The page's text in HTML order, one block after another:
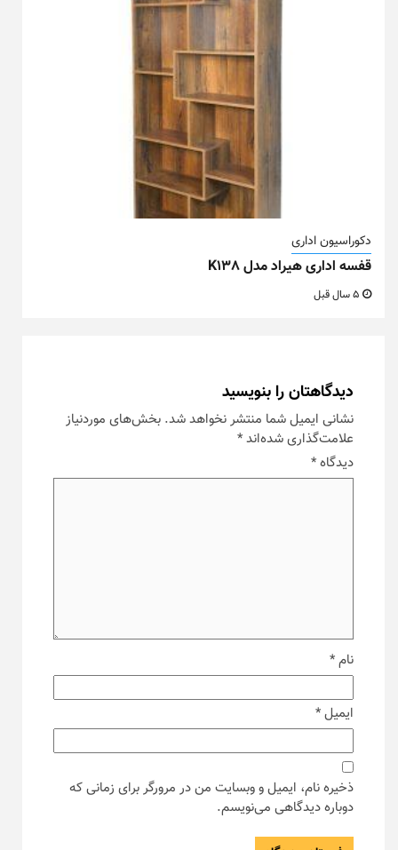
دکوراسیون اداری
قفسه اداری هیراد مدل K138
دیدگاهتان را بنویسید
نشانی ایمیل شما منتشر نخواهد شد. بخش‌های موردنیاز
علامت‌گذاری شده‌اند*
دیدگاه*
نام*
ایمیل*
ذخیره نام، ایمیل و وبسایت من در مرورگر برای زمانی که
دوباره دیدگاهی می‌نویسم.